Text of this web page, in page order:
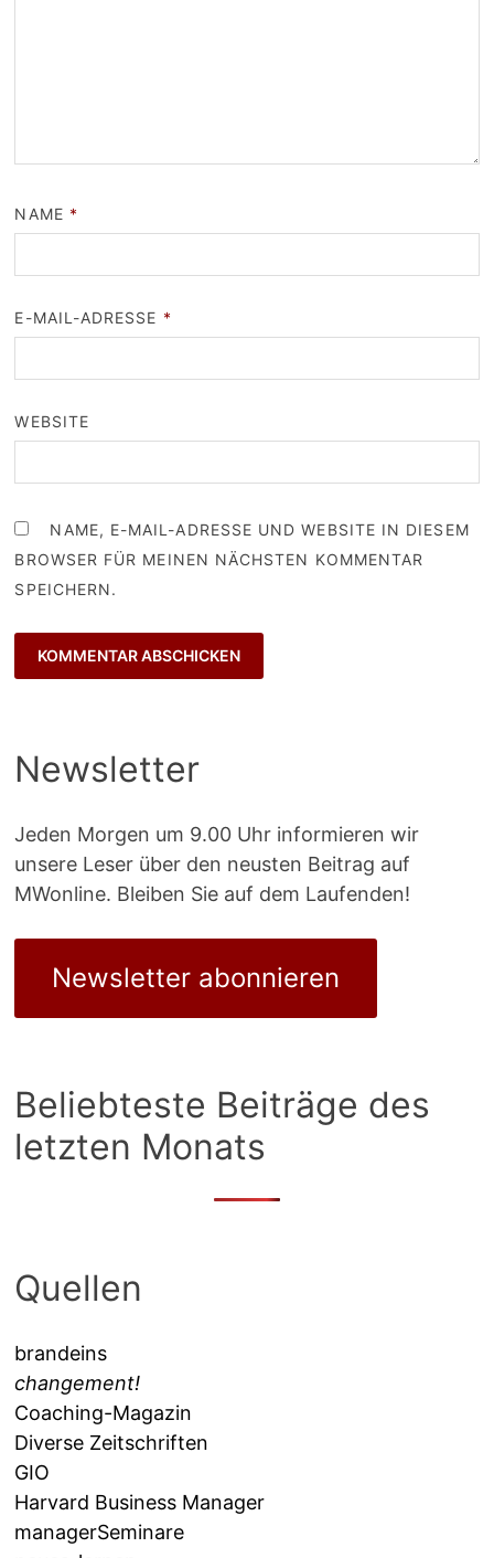
NAME *
E-MAIL-ADRESSE *
WEBSITE
NAME, E-MAIL-ADRESSE UND WEBSITE IN DIESEM
BROWSER FÜR MEINEN NÄCHSTEN KOMMENTAR
SPEICHERN.
Newsletter
Jeden Morgen um 9.00 Uhr informieren wir
unsere Leser über den neusten Beitrag auf
MWonline. Bleiben Sie auf dem Laufenden!
Newsletter abonnieren
Beliebteste Beiträge des
letzten Monats
Quellen
brandeins
changement!
Coaching-Magazin
Diverse Zeitschriften
GIO
Harvard Business Manager
managerSeminare